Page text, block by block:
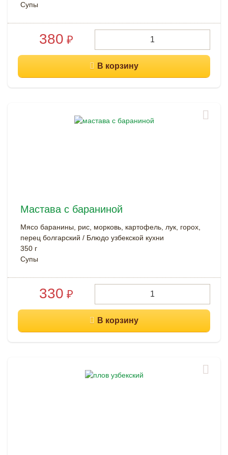
Супы
380 ₽
Мастава с бараниной
Мясо баранины, рис, морковь, картофель, лук, горох,
перец болгарский / Блюдо узбекской кухни
350 г
Супы
330 ₽